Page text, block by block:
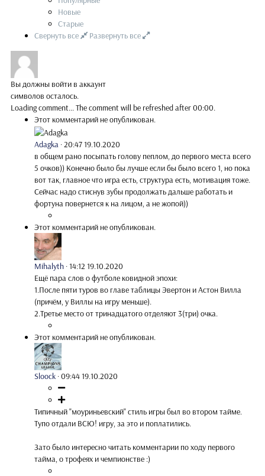
Новые
Старые
Свернуть все
Развернуть все
Вы должны войти в аккаунт
символов осталось.
Loading comment...The comment will be refreshed after00:00.
Этот комментарий не опубликован.
Adagka ·20:47 19.10.2020
в общем рано посыпать голову пеплом, до первого места всего
5 очков)) Конечно было бы лучше если бы было всего 1, но пока
вот так, главное что игра есть, структура есть, мотивация тоже.
Сейчас надо стиснув зубы продолжать дальше работать и
фортуна повернется к на лицом, а не жопой))
Этот комментарий не опубликован.
Mihalyth ·14:12 19.10.2020
Ещё пара слов о футболе ковидной эпохи:
1.После пяти туров во главе таблицы Эвертон и Астон Вилла
(причём, у Виллы на игру меньше).
2.Третье место от тринадцатого отделяют 3(три) очка.
Этот комментарий не опубликован.
Sloock ·09:44 19.10.2020
Типичный "моуриньевский" стиль игры был во втором тайме.
Тупо отдали ВСЮ! игру, за это и поплатились.
Зато было интересно читать комментарии по ходу первого
тайма, о трофеях и чемпионстве :)